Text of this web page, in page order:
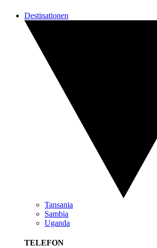
Destinationen
Tansania
Sambia
Uganda
TELEFON